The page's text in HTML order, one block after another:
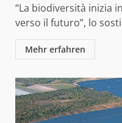
“La biodiversità inizia
verso il futuro”, lo
Mehr erfahren